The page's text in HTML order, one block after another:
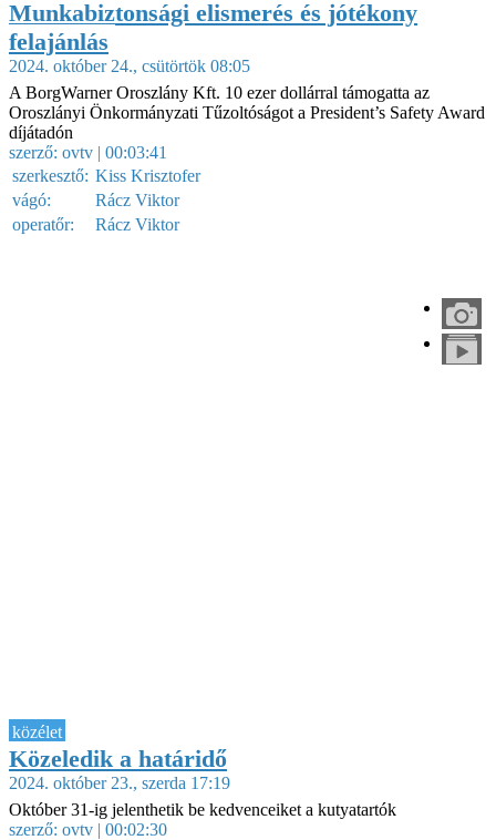
Munkabiztonsági elismerés és jótékony
felajánlás
2024. október 24., csütörtök 08:05
A BorgWarner Oroszlány Kft. 10 ezer dollárral támogatta az
Oroszlányi Önkormányzati Tűzoltóságot a President’s Safety Award
díjátadón
szerző: ovtv | 00:03:41
szerkesztő: Kiss Krisztofer
vágó:
Rácz Viktor
operatőr:
Rácz Viktor
közélet
Közeledik a határidő
2024. október 23., szerda 17:19
Október 31-ig jelenthetik be kedvenceiket a kutyatartók
szerző: ovtv | 00:02:30